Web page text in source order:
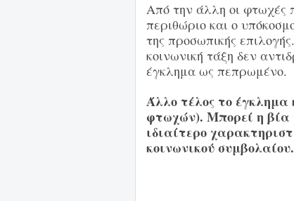
Από την άλλη οι φτωχές
περιθώριο και ο
της προσωπικής
κοινωνική τάξη δεν
έγκλημα ως πεπρωμένο.
Άλλο τέλος το
φτωχών). Μπορεί η βία
ιδιαίτερο
κοινωνικού συμβολαίου.